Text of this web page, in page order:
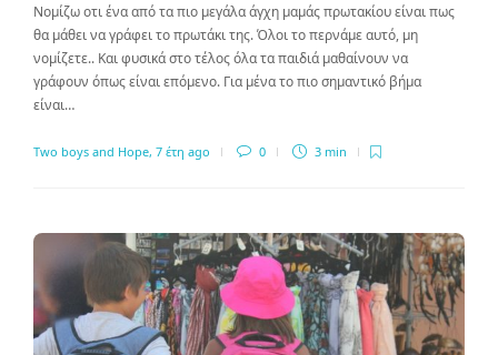
Νομίζω οτι ένα από τα πιο μεγάλα άγχη μαμάς πρωτακίου είναι πως
θα μάθει να γράφει το πρωτάκι της. Όλοι το περνάμε αυτό, μη
νομίζετε.. Και φυσικά στο τέλος όλα τα παιδιά μαθαίνουν να
γράφουν όπως είναι επόμενο. Για μένα το πιο σημαντικό βήμα
είναι…
Two boys and Hope, 7 έτη ago 0 3 min